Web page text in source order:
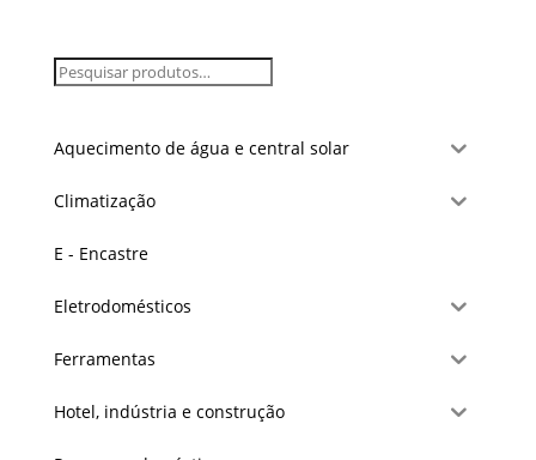
Aquecimento de água e central solar
Climatização
E - Encastre
Eletrodomésticos
Ferramentas
Hotel, indústria e construção